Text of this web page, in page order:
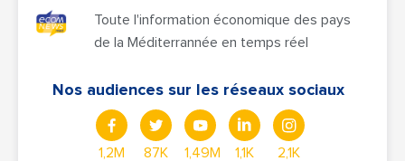
Toute l'information économique des pays
de la Méditerrannée en temps réel
Nos audiences sur les réseaux sociaux
1,2M 87K 1,49M 1,1K 2,1K